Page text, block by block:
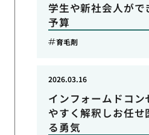
学生や新社会人がで
予算
育毛剤
インフォームドコン
やすく解釈しお任せ
る勇気
2026.03.16